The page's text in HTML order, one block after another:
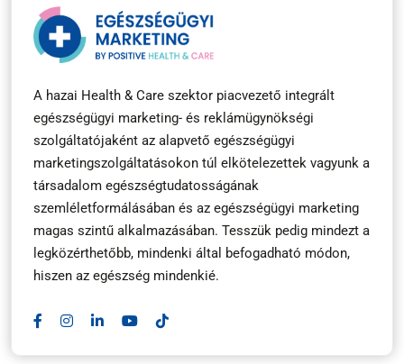
A hazai Health & Care szektor piacvezető integrált
egészségügyi marketing- és reklámügynökségi
szolgáltatójaként az alapvető egészségügyi
marketingszolgáltatásokon túl elkötelezettek vagyunk a
társadalom egészségtudatosságának
szemléletformálásában és az egészségügyi marketing
magas szintű alkalmazásában. Tesszük pedig mindezt a
legközérthetőbb, mindenki által befogadható módon,
hiszen az egészség mindenkié.